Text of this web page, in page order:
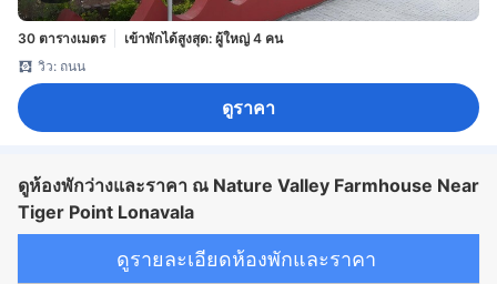
30 ตารางเมตร
เข้าพักได้สูงสุด: ผู้ใหญ่ 4 คน
วิว: ถนน
ดูราคา
ดูห้องพักว่างและราคา ณ Nature Valley Farmhouse Near
Tiger Point Lonavala
ดูรายละเอียดห้องพักและราคา